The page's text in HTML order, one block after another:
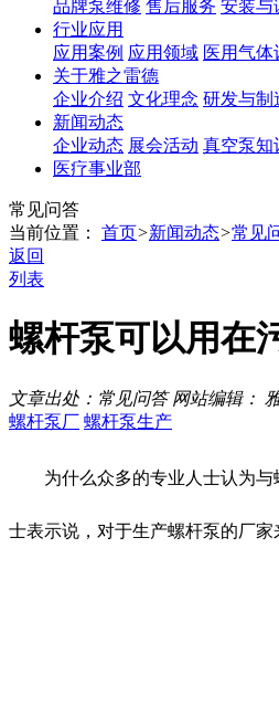
品牌泵维修 售后服务 安装与
行业应用
应用案例 应用领域 医用气体
关于雅之雷德
企业介绍 文化理念 研发与制
新闻动态
企业动态 展会活动 真空泵知
医疗事业部
常见问答
当前位置：
首页>新闻动态>常见
返回
列表
螺杆泵可以用在
文章出处：常见问答 网站编辑：
螺杆泵厂 螺杆泵生产
为什么众多的专业人士认为与螺
士表示说，对于生产螺杆泵的厂